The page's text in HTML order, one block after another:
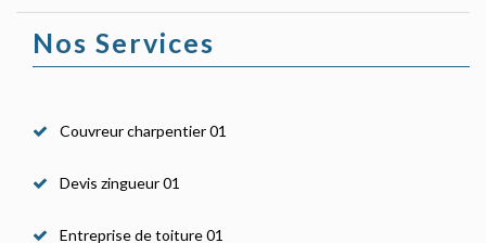
Nos Services
Couvreur charpentier 01
Devis zingueur 01
Entreprise de toiture 01